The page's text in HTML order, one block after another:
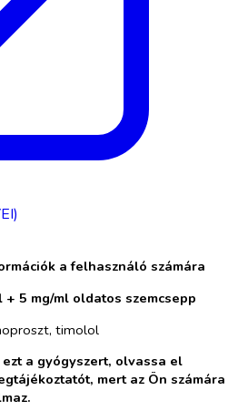
a felhasználó számára
+ 5 mg/ml oldatos szemcsepp
timolol
a gyógyszert, olvassa el
mert az Ön számára